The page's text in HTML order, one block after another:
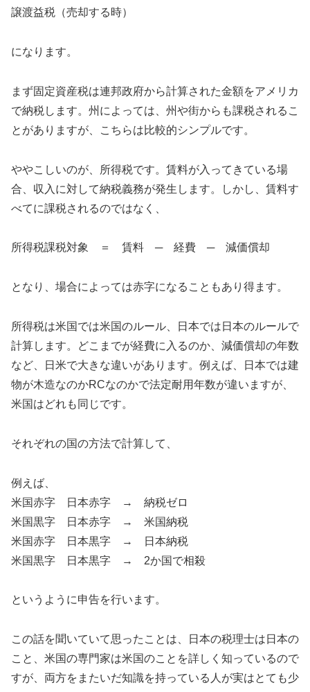
譲渡益税（売却する時）
になります。
まず固定資産税は連邦政府から計算された金額をアメリカ
で納税します。州によっては、州や街からも課税されるこ
とがありますが、こちらは比較的シンプルです。
ややこしいのが、所得税です。賃料が入ってきている場
合、収入に対して納税義務が発生します。しかし、賃料す
べてに課税されるのではなく、
所得税課税対象 ＝ 賃料 ─ 経費 ─ 減価償却
となり、場合によっては赤字になることもあり得ます。
所得税は米国では米国のルール、日本では日本のルールで
計算します。どこまでが経費に入るのか、減価償却の年数
など、日米で大きな違いがあります。例えば、日本では建
物が木造なのかRCなのかで法定耐用年数が違いますが、
米国はどれも同じです。
それぞれの国の方法で計算して、
例えば、
米国赤字 日本赤字 → 納税ゼロ
米国黒字 日本赤字 → 米国納税
米国赤字 日本黒字 → 日本納税
米国黒字 日本黒字 → 2か国で相殺
というように申告を行います。
この話を聞いていて思ったことは、日本の税理士は日本の
こと、米国の専門家は米国のことを詳しく知っているので
すが、両方をまたいだ知識を持っている人が実はとても少